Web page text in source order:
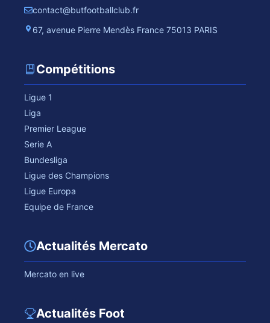
contact@butfootballclub.fr
67, avenue Pierre Mendès France 75013 PARIS
Compétitions
Ligue 1
Liga
Premier League
Serie A
Bundesliga
Ligue des Champions
Ligue Europa
Equipe de France
Actualités Mercato
Mercato en live
Actualités Foot